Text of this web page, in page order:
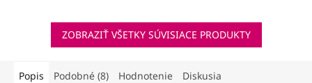
ZOBRAZIŤ VŠETKY SÚVISIACE PRODUKTY
Popis Podobné (8) Hodnotenie Diskusia